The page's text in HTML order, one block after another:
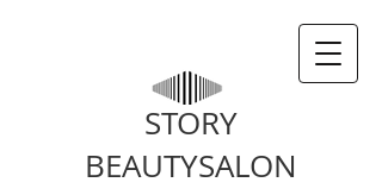
STORY
BEAUTYSALON